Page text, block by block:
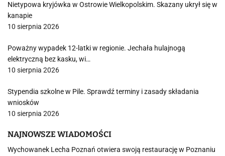
Nietypowa kryjówka w Ostrowie Wielkopolskim. Skazany ukrył się w
kanapie
10 sierpnia 2026
Poważny wypadek 12-latki w regionie. Jechała hulajnogą
elektryczną bez kasku, wi…
10 sierpnia 2026
Stypendia szkolne w Pile. Sprawdź terminy i zasady składania
wniosków
10 sierpnia 2026
NAJNOWSZE WIADOMOŚCI
Wychowanek Lecha Poznań otwiera swoją restaurację w Poznaniu